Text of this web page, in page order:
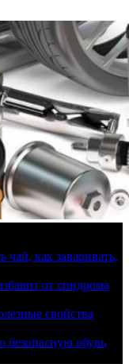
чай, как заваривать,
от синдрома
свойства
безопасную обувь